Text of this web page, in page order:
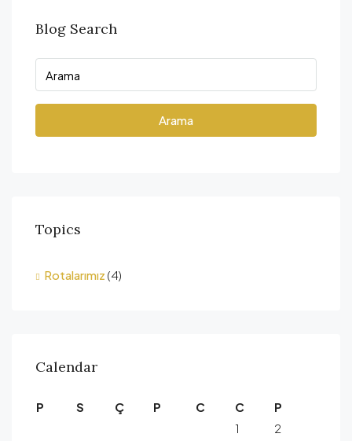
Blog Search
Arama
Topics
Rotalarımız (4)
Calendar
P S Ç P C C
P
1
2